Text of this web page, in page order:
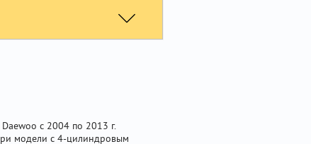
с 2004 по 2013 г.
модели с 4-цилиндровым